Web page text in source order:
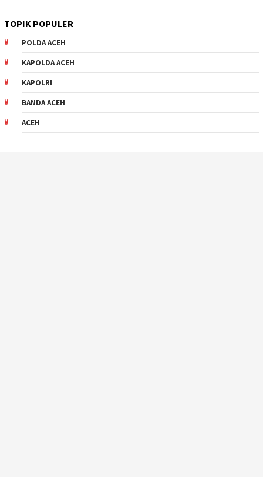
TOPIK POPULER
POLDA ACEH
KAPOLDA ACEH
KAPOLRI
BANDA ACEH
ACEH